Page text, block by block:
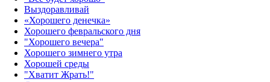
Выздоравливай
«‎Хорошего денечка»‎
Хорошего февральского дня
"Хорошего вечера"
Хорошего зимнего утра
Хорошей среды
"Хватит Жрать!"